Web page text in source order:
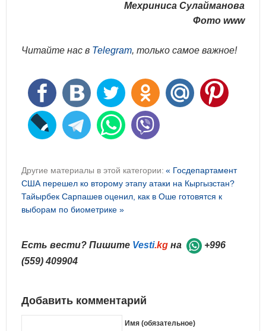
Мехриниса Сулайманова
Фото www
Читайте нас в Telegram, только самое важное!
Другие материалы в этой категории: « Госдепартамент
США перешел ко второму этапу атаки на Кыргызстан?
Тайырбек Сарпашев оценил, как в Оше готовятся к
выборам по биометрике »
Есть вести? Пишите Vesti.kg на
+996
(559) 409904
Добавить комментарий
Имя (обязательное)